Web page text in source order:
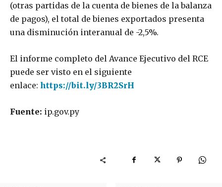
(otras partidas de la cuenta de bienes de la balanza
de pagos), el total de bienes exportados presenta
una disminución interanual de -2,5%.
El informe completo del Avance Ejecutivo del RCE
puede ser visto en el siguiente
enlace: https://bit.ly/3BR2SrH
Fuente: ip.gov.py